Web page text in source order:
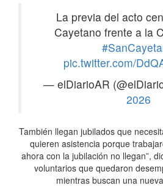
La previa del acto
Cayetano frente a la
pic.twitter.com/
— elDiarioAR
2026
También llegan jubilados que
quieren asistencia porque
ahora con la jubilación no llegan”,
voluntarios que quedaron
mientras buscan una